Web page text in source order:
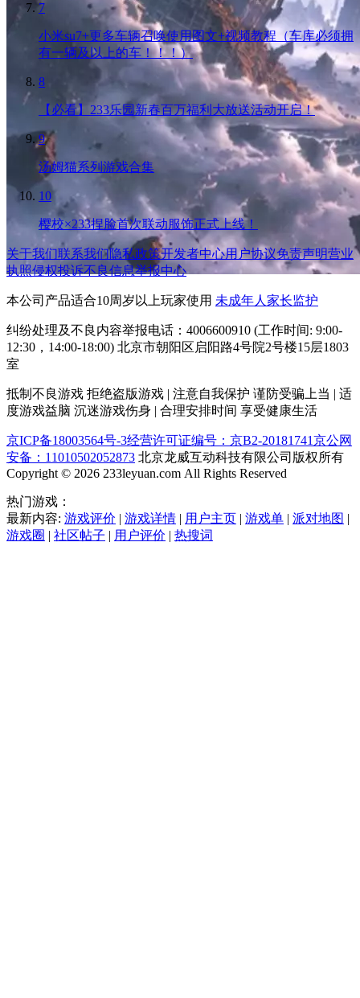
7
小米su7+更多车辆召唤使用图文+视频教程（车库必须拥
有一辆及以上的车！！！）
8
【必看】233乐园新春百万福利大放送活动开启！
9
汤姆猫系列游戏合集
10
樱校×233捏脸首次联动服饰正式上线！
关于我们联系我们隐私政策开发者中心用户协议免责声明营业
执照侵权投诉不良信息举报中心
本公司产品适合10周岁以上玩家使用 未成年人家长监护
纠纷处理及不良内容举报电话：4006600910 (工作时间: 9:00-
12:30，14:00-18:00) 北京市朝阳区启阳路4号院2号楼15层1803
室
抵制不良游戏 拒绝盗版游戏 | 注意自我保护 谨防受骗上当 | 适
度游戏益脑 沉迷游戏伤身 | 合理安排时间 享受健康生活
京ICP备18003564号-3经营许可证编号：京B2-20181741京公网
安备：11010502052873 北京龙威互动科技有限公司版权所有
Copyright © 2026 233leyuan.com All Rights Reserved
热门游戏：
最新内容: 游戏评价 | 游戏详情 | 用户主页 | 游戏单 | 派对地图 |
游戏圈 | 社区帖子 | 用户评价 | 热搜词